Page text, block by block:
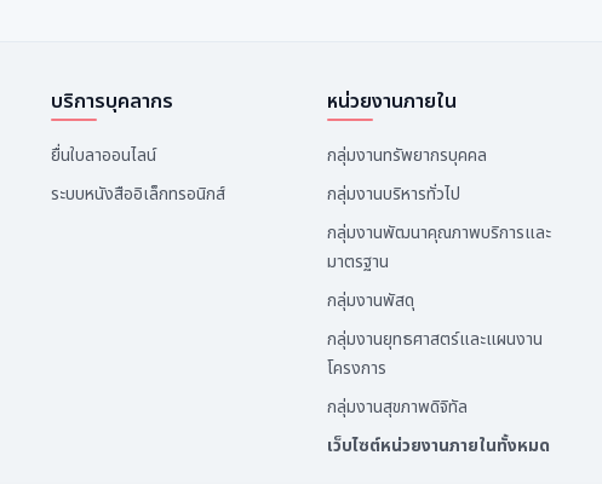
บริการบุคลากร
ยื่นใบลาออนไลน์
ระบบหนังสืออิเล็กทรอนิกส์
หน่วยงานภายใน
กลุ่มงานทรัพยากรบุคคล
กลุ่มงานบริหารทั่วไป
กลุ่มงานพัฒนาคุณภาพบริการและ
มาตรฐาน
กลุ่มงานพัสดุ
กลุ่มงานยุทธศาสตร์และแผนงาน
โครงการ
กลุ่มงานสุขภาพดิจิทัล
เว็บไซต์หน่วยงานภายในทั้งหมด